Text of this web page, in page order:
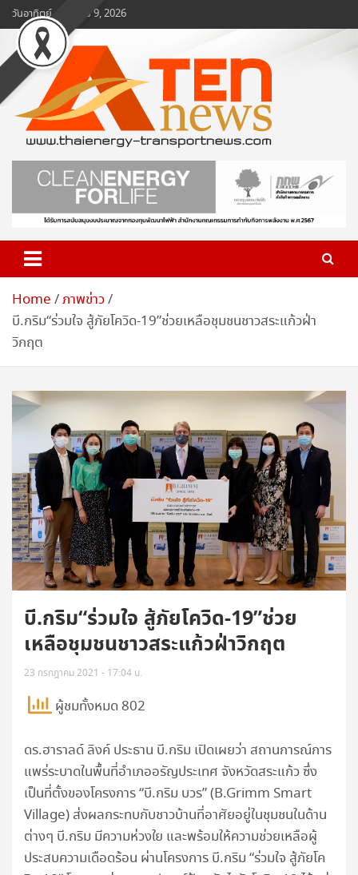
Skip
to
content
วันอาทิตย์, สิงหาคม 9, 2026
www.ten-news.com
ข่าวพลังงานและคมนาคม
Home ภาพข่าว
บี.กริม“ร่วมใจ สู้ภัยโควิด-19”ช่วยเหลือชุมชนชาวสระแก้วฝ่า
วิกฤต
บี.กริม“ร่วมใจ สู้ภัยโควิด-19”ช่วย
เหลือชุมชนชาวสระแก้วฝ่าวิกฤต
23 กรกฎาคม 2021 - 17:04 น.
ผู้ชมทั้งหมด 802
ดร.ฮาราลด์ ลิงค์ ประธาน บี.กริม เปิดเผยว่า สถานการณ์การ
แพร่ระบาดในพื้นที่อำเภออรัญประเทศ จังหวัดสระแก้ว ซึ่ง
เป็นที่ตั้งของโครงการ “บี.กริม บวร” (B.Grimm Smart
Village) ส่งผลกระทบกับชาวบ้านที่อาศัยอยู่ในชุมชนในด้าน
ต่างๆ บี.กริม มีความห่วงใย และพร้อมให้ความช่วยเหลือผู้
ประสบความเดือดร้อน ผ่านโครงการ บี.กริม “ร่วมใจ สู้ภัยโค